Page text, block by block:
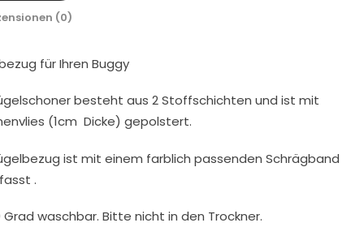
(0)
für Ihren Buggy
besteht​ aus 2 ​Stoffschichten und ist mit​
(1cm ​ Dicke​) ​gepolstert.
ist mit einem farblich passenden Schrägband
.
Grad waschbar. Bitte nicht in den Trockner.